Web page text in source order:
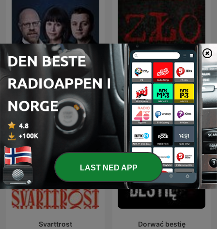
Aftonbladet Krim
ZŁO - Zbrodnia Łowca
Ofiara
Svarttrost Dorwać bestię
LAST NED APP